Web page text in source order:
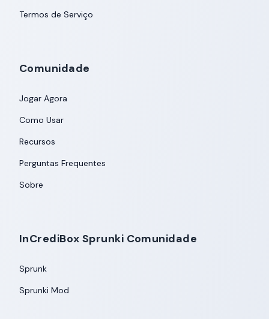
Termos de Serviço
Comunidade
Jogar Agora
Como Usar
Recursos
Perguntas Frequentes
Sobre
InCrediBox Sprunki Comunidade
Sprunk
Sprunki Mod